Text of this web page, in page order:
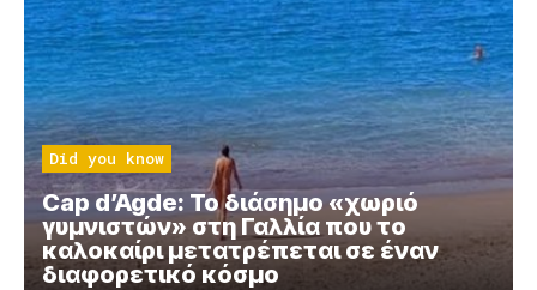
Did you know
Cap d’Agde: Το διάσημο «χωριό
γυμνιστών» στη Γαλλία που το
καλοκαίρι μετατρέπεται σε έναν
διαφορετικό κόσμο